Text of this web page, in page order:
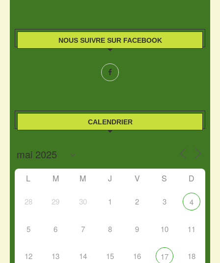
NOUS SUIVRE SUR FACEBOOK
CALENDRIER
L M M J V S D
28 29 30 1 2 3 4
5 6 7 8 9 10 11
12 13 14 15 16 17 18